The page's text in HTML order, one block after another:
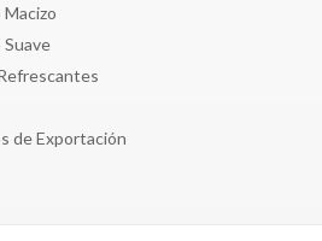
Macizo
Suave
de Exportación